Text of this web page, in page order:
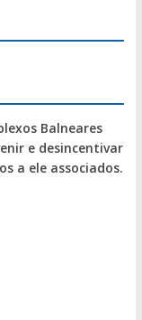
Balneares
e desincentivar
a ele associados.